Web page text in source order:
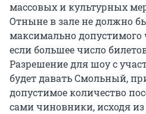
массовых и культурных
Отныне в зале не должно
максимально допустимого
если большее число
Разрешение для шоу с
будет давать Смольный,
допустимое количество
сами чиновники, исходя